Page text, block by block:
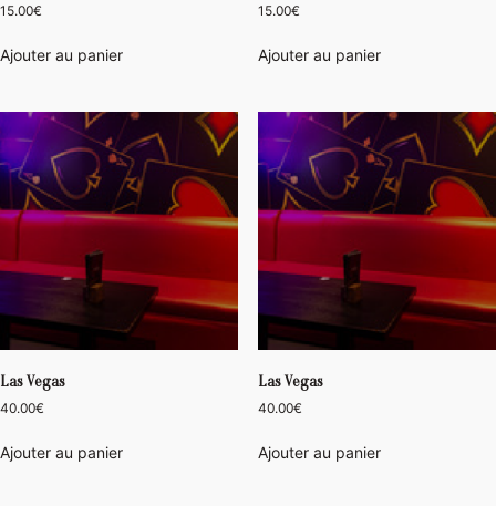
15.00€
Ajouter au panier
15.00€
Ajouter au panier
Las Vegas
40.00€
Ajouter au panier
Las Vegas
40.00€
Ajouter au panier